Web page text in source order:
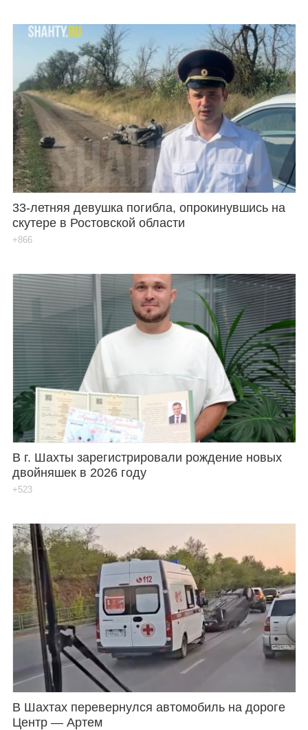
33-летняя девушка погибла, опрокинувшись на
скутере в Ростовской области
+866
В г. Шахты зарегистрировали рождение новых
двойняшек в 2026 году
+523
В Шахтах перевернулся автомобиль на дороге
Центр — Артем